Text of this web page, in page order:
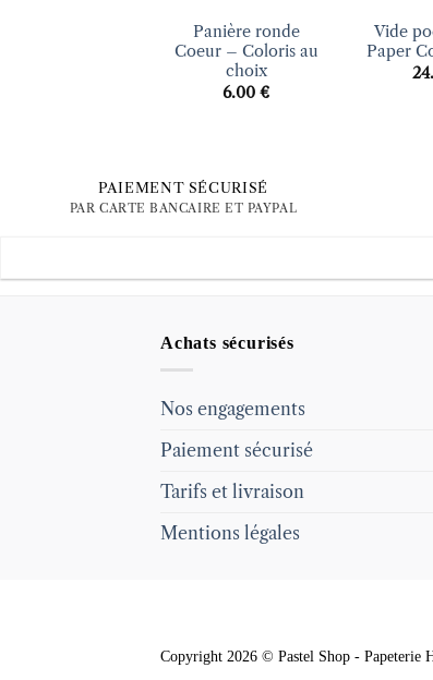
Panière ronde
Coeur – Coloris au
choix
6.00€
Vide
Paper
PAIEMENT SÉCURISÉ
PAR CARTE BANCAIRE ET PAYPAL
Achats sécurisés
Nos engagements
Paiement sécurisé
Tarifs et livraison
Mentions légales
Copyright 2026 © Pastel Shop - Papeterie